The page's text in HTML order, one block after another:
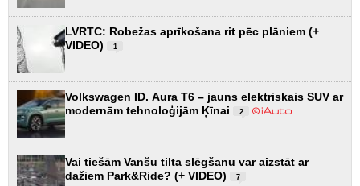
LVRTC: Robežas aprīkošana rit pēc plāniem (+
VIDEO)
1
Volkswagen ID. Aura T6 – jauns elektriskais SUV ar
modernām tehnoloģijām Ķīnai
2
Vai tiešām Vanšu tilta slēgšanu var aizstāt ar
dažiem Park&Ride? (+ VIDEO)
7